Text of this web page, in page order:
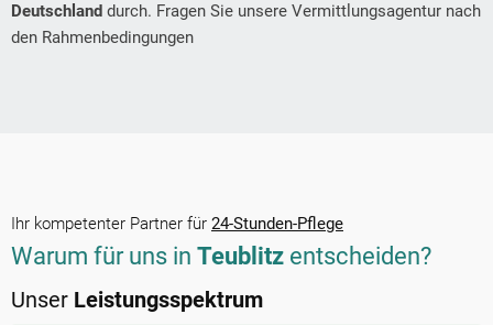
Deutschland durch. Fragen Sie unsere Vermittlungsagentur nach
den Rahmenbedingungen
Ihr kompetenter Partner für 24-Stunden-Pflege
Warum für uns in Teublitz entscheiden?
Unser Leistungsspektrum